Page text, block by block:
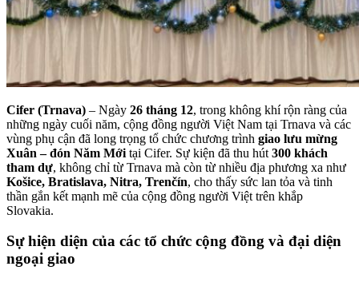
Cifer (Trnava) – Ngày 26 tháng 12, trong không khí rộn ràng của
những ngày cuối năm, cộng đồng người Việt Nam tại Trnava và các
vùng phụ cận đã long trọng tổ chức chương trình giao lưu mừng
Xuân – đón Năm Mới tại Cifer. Sự kiện đã thu hút 300 khách
tham dự, không chỉ từ Trnava mà còn từ nhiều địa phương xa như
Košice, Bratislava, Nitra, Trenčín, cho thấy sức lan tỏa và tinh
thần gắn kết mạnh mẽ của cộng đồng người Việt trên khắp
Slovakia.
Sự hiện diện của các tổ chức cộng đồng và đại diện
ngoại giao